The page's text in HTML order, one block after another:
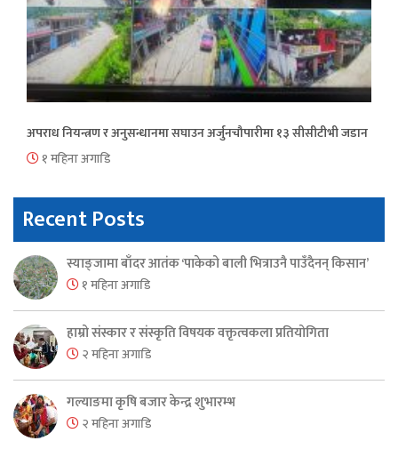
अपराध नियन्त्रण र अनुसन्धानमा सघाउन अर्जुनचौपारीमा १३ सीसीटीभी जडान
१ महिना अगाडि
Recent Posts
स्याङ्जामा बाँदर आतंक ‘पाकेको बाली भित्राउनै पाउँदैनन् किसान’
१ महिना अगाडि
हाम्रो संस्कार र संस्कृति विषयक वक्तृत्वकला प्रतियोगिता
२ महिना अगाडि
गल्याङमा कृषि बजार केन्द्र शुभारम्भ
२ महिना अगाडि